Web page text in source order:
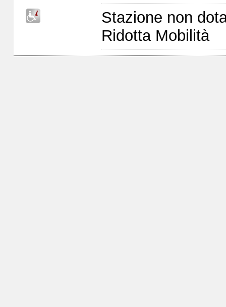
Stazione non
Ridotta Mobilità